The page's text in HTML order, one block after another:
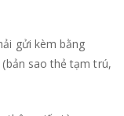
gửi kèm bằng
sao thẻ tạm trú,